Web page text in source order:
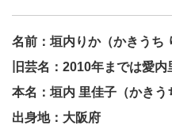
名前：垣内りか（かきうち
旧芸名：2010年までは愛内
本名：垣内 里佳子（かきう
出身地：大阪府